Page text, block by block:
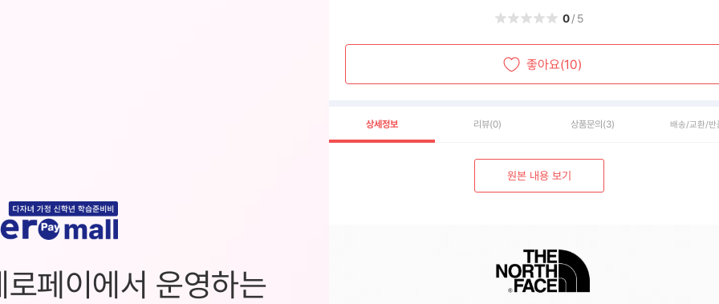
0/5
좋아요(10)
상세정보 리뷰(0) 상품문의 (3) 배송/교환/반
원본 내용 보기
로페이에서 운영하는